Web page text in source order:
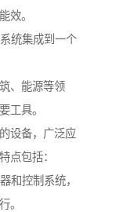
效。
统集成到一个
、能源等领
工具。
设备，广泛应
点包括：
和控制系统，
。